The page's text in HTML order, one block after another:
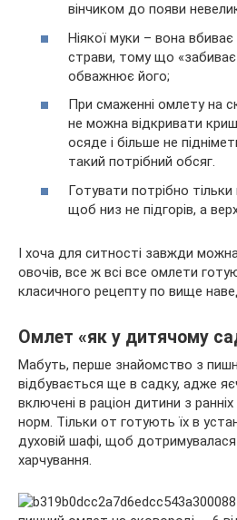
вінчиком до появи
Ніякої муки – вона вбиває
страви, тому що «забиває
обважнює його;
При смаженні омлету на
не можна відкривати
осяде і більше не
такий потрібний обсяг.
Готувати потрібно тільки
щоб низ не підгорів, а
І хоча для ситності завжди
овочів, все ж всі все омлети
класичного рецепту по вище
Омлет «як у дитячому
Мабуть, перше знайомство з
відбувається ще в садку, адже
включені в раціон дитини з
норм. Тільки от готують їх в
духовій шафі, щоб дотримувалася
харчування.